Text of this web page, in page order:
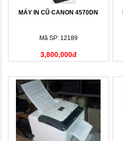
MÁY IN CŨ CANON 4570DN
Mã SP: 12189
3,800,000đ